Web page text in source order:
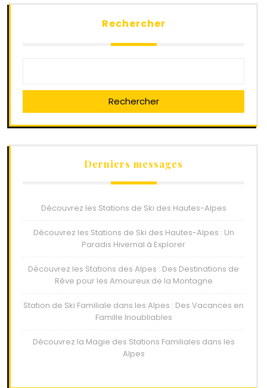
Rechercher
Rechercher
Derniers messages
Découvrez les Stations de Ski des Hautes-Alpes
Découvrez les Stations de Ski des Hautes-Alpes : Un
Paradis Hivernal à Explorer
Découvrez les Stations des Alpes : Des Destinations de
Rêve pour les Amoureux de la Montagne
Station de Ski Familiale dans les Alpes : Des Vacances en
Famille Inoubliables
Découvrez la Magie des Stations Familiales dans les
Alpes